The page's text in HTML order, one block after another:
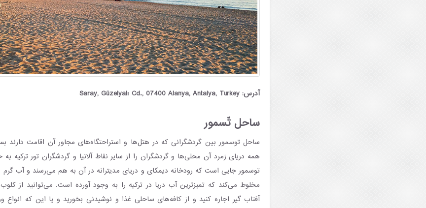
آدرس: Saray, Güzelyalı Cd., 07400 Alanya, Antalya, Turkey
ساحل تّسمور
ساحل توسمور بین گردشگرانی که در هتل‌ها و استراحتگاه‌های مجاور آن اقامت دارند
همه دریای زمرد آن محلی‌ها و گردشگران را از سایر نقاط آلانیا و گردشگران تور
توسمور جایی است که رودخانه دیمکای و دریای مدیترانه در آن به هم می‌رسند و آب
مخلوط می‌کند که تمیزترین آب دریا در ترکیه را به وجود آورده است. می‌توانید از
آفتاب گیر اجاره کنید و از کافه‌های ساحلی غذا و نوشیدنی بخورید و یا این که